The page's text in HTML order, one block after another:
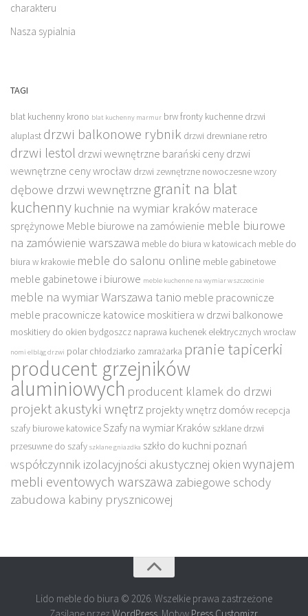
charakteru
Nasza sypialnia
TAGI
blat kuchenny krono blat kuchenny marmur brw fronty kuchenne drzwi
aluplast drzwi balkonowe rybnik drzwi drewniane retro
drzwi lestol drzwi wewnętrzne barański ceny drzwi
wewnętrzne ceny wrocław drzwi zewnętrzne nowoczesne wzory
dębowe drzwi wewnętrzne granit na blat
kuchenny kuchnie na wymiar kraków materace
sprężynowe Meble biurowe na zamówienie meble biurowe
na zamówienie warszawa meble do biura w katowicach meble do
biura w krakowie meble do salonu online meble gabinetowe
meble gabinetowe i biurowe meble kuchenne na wymiar w szczecinie
meble na wymiar Warszawa tanio meble pracownicze
meble pracownicze katowice moskitiera w drzwi balkonowe
moskitiery do okien bydgoszcz naprawa kuchenek elektrycznych wrocław
nomi elbląg drzwi polar chłodziarko zamrażarka pranie tapicerki
producent grzejników
aluminiowych producent klamek do drzwi
projekt akustyki wnętrz projekty wnętrz domów recepcja
szafy biurowe katowiceSzafy na wymiar Kraków szklane drzwi
przesuwne do szafy szklane gniazdka szkło do kuchni poznań
współczynnik izolacyjności akustycznej okienwynajem
mebli eventowych warszawa zabiegowe schody
zabudowa kabiny prysznicowej
Lido meble do biura © 2026. Wszelkie prawa zastrzeżone